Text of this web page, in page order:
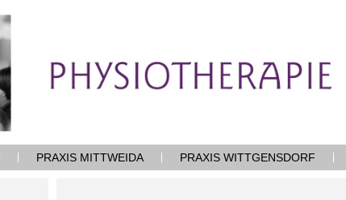
PRAXIS MITTWEIDA PRAXIS WITTGENSDORF